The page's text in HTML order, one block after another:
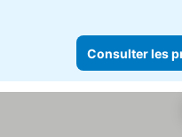
Consulter les